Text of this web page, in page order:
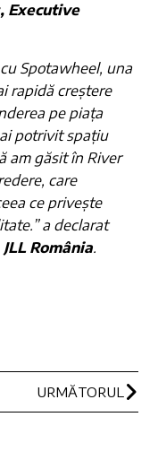
Executive
Spotawheel, una
rapidă creștere
pe piața
potrivit spațiu
am găsit în River
care
ce privește
a declarat
România.
URMĂTORUL